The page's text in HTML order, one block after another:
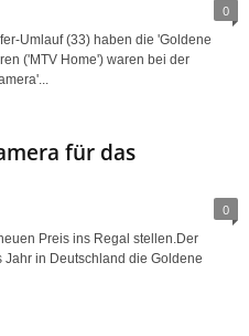
0
Umlauf (33) haben die 'Goldene
('MTV Home') waren bei der
für das
0
Preis ins Regal stellen.Der
Jahr in Deutschland die Goldene